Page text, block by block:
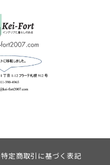
特定商取引に基づく表記